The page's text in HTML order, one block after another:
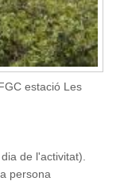
estació Les
de l'activitat).
persona